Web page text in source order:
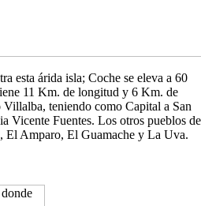
esta árida isla; Coche se eleva a 60
11 Km. de longitud y 6 Km. de
teniendo como Capital a San
Vicente Fuentes. Los otros pueblos de
El Amparo, El Guamache y La Uva.